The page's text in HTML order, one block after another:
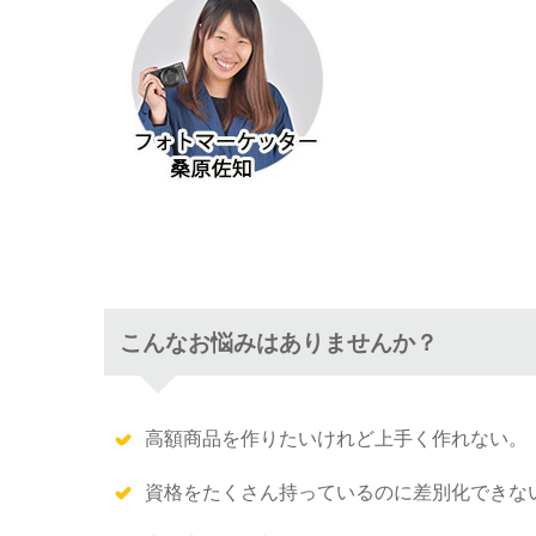
こんなお悩みはありませんか？
高額商品を作りたいけれど上手く作れない。
資格をたくさん持っているのに差別化できな